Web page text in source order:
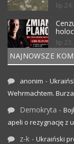
lip
lip
NAJNOWSZE
anonim -
Wehrmachtem.
Demokryta -
apeli o rezygnację z
z-k - Ukraiński